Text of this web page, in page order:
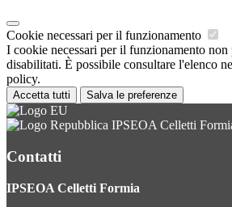
Cookie necessari per il funzionamento
I cookie necessari per il funzionamento non
disabilitati. È possibile consultare l'elenco
policy.
Accetta tutti Salva le preferenze
IPSEOA Celletti
Contatti
IPSEOA Celletti Formia